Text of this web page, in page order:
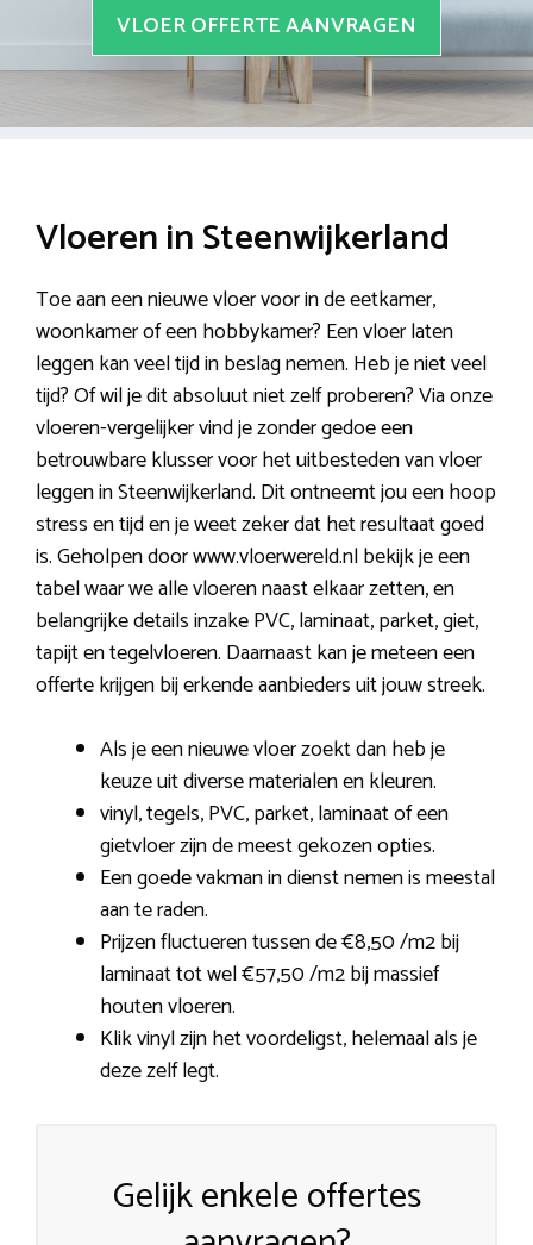
VLOER OFFERTE AANVRAGEN
Vloeren in Steenwijkerland
Toe aan een nieuwe vloer voor in de eetkamer,
woonkamer of een hobbykamer? Een vloer laten
leggen kan veel tijd in beslag nemen. Heb je niet veel
tijd? Of wil je dit absoluut niet zelf proberen? Via onze
vloeren-vergelijker vind je zonder gedoe een
betrouwbare klusser voor het uitbesteden van vloer
leggen in Steenwijkerland. Dit ontneemt jou een hoop
stress en tijd en je weet zeker dat het resultaat goed
is. Geholpen door www.vloerwereld.nl bekijk je een
tabel waar we alle vloeren naast elkaar zetten, en
belangrijke details inzake PVC, laminaat, parket, giet,
tapijt en tegelvloeren. Daarnaast kan je meteen een
offerte krijgen bij erkende aanbieders uit jouw streek.
Als je een nieuwe vloer zoekt dan heb je
keuze uit diverse materialen en kleuren.
vinyl, tegels, PVC, parket, laminaat of een
gietvloer zijn de meest gekozen opties.
Een goede vakman in dienst nemen is meestal
aan te raden.
Prijzen fluctueren tussen de €8,50 /m2 bij
laminaat tot wel €57,50 /m2 bij massief
houten vloeren.
Klik vinyl zijn het voordeligst, helemaal als je
deze zelf legt.
Gelijk enkele offertes